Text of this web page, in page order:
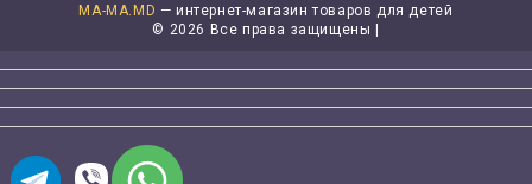
MA-MA.MD — интернет-магазин товаров для детей
© 2026 Все права защищены |